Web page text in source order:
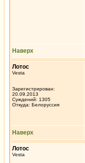
Наверх
Лотос
Vesta
Зарегистрирован:
20.09.2013
Суждений: 1305
Откуда: Белоруссия
Наверх
Лотос
Vesta